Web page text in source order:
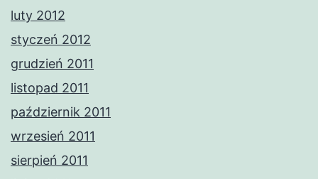
luty 2012
styczeń 2012
grudzień 2011
listopad 2011
październik 2011
wrzesień 2011
sierpień 2011